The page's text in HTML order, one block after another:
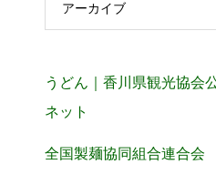
アーカイブ
うどん｜香川県観光協会
ネット
全国製麺協同組合連合会